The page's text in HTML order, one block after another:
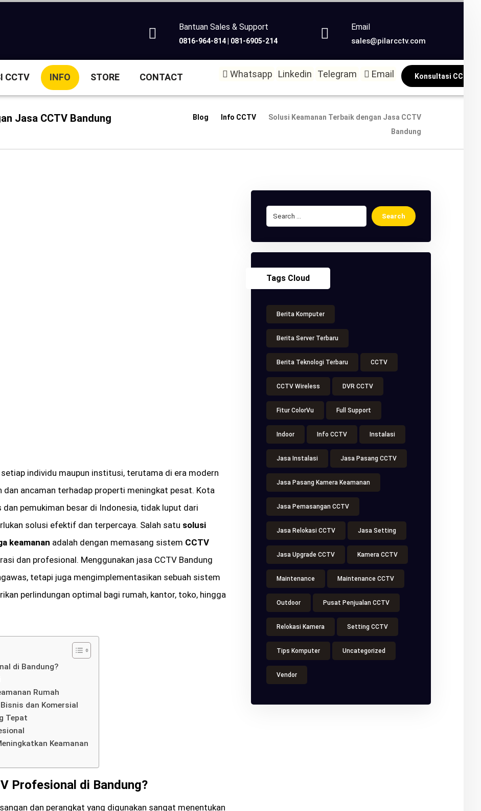
Email
sales@pilarcctv.com
Bantuan Sales & Support
0816-964-814 | 081-6905-214
CCTV INFO STORE CONTACT Konsultasi CCTV
Whatsapp Linkedin Telegram Email
Jasa CCTV Bandung Blog Info CCTV
Solusi Keamanan Terbaik dengan Jasa CCTV
Bandung
individu maupun institusi, terutama di era modern
dan ancaman terhadap properti meningkat pesat. Kota
pemukiman besar di Indonesia, tidak luput dari
solusi efektif dan terpercaya. Salah satu solusi
keamanan adalah dengan memasang sistem CCTV
dan profesional. Menggunakan jasa CCTV Bandung
tetapi juga mengimplementasikan sebuah sistem
perlindungan optimal bagi rumah, kantor, toko, hingga
di Bandung?
Rumah
dan Komersial
Tepat
Keamanan
Profesional di Bandung?
dan perangkat yang digunakan sangat menentukan
Tags Cloud
Berita Komputer
Berita Server Terbaru
Berita Teknologi Terbaru CCTV
CCTV Wireless DVR CCTV
Fitur ColorVu Full Support
Indoor Info CCTV Instalasi
Jasa Instalasi Jasa Pasang CCTV
Jasa Pasang Kamera Keamanan
Jasa Pemasangan CCTV
Jasa Relokasi CCTV Jasa Setting
Jasa Upgrade CCTV Kamera CCTV
Maintenance Maintenance CCTV
Outdoor Pusat Penjualan CCTV
Relokasi Kamera Setting CCTV
Tips Komputer Uncategorized
Vendor